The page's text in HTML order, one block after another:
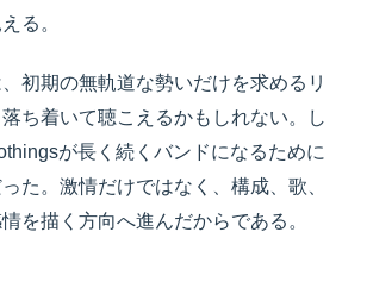
る。
初期の無軌道な勢いだけを求めるリ
ち着いて聴こえるかもしれない。し
が長く続くバンドになるために
た。激情だけではなく、構成、歌、
を描く方向へ進んだからである。